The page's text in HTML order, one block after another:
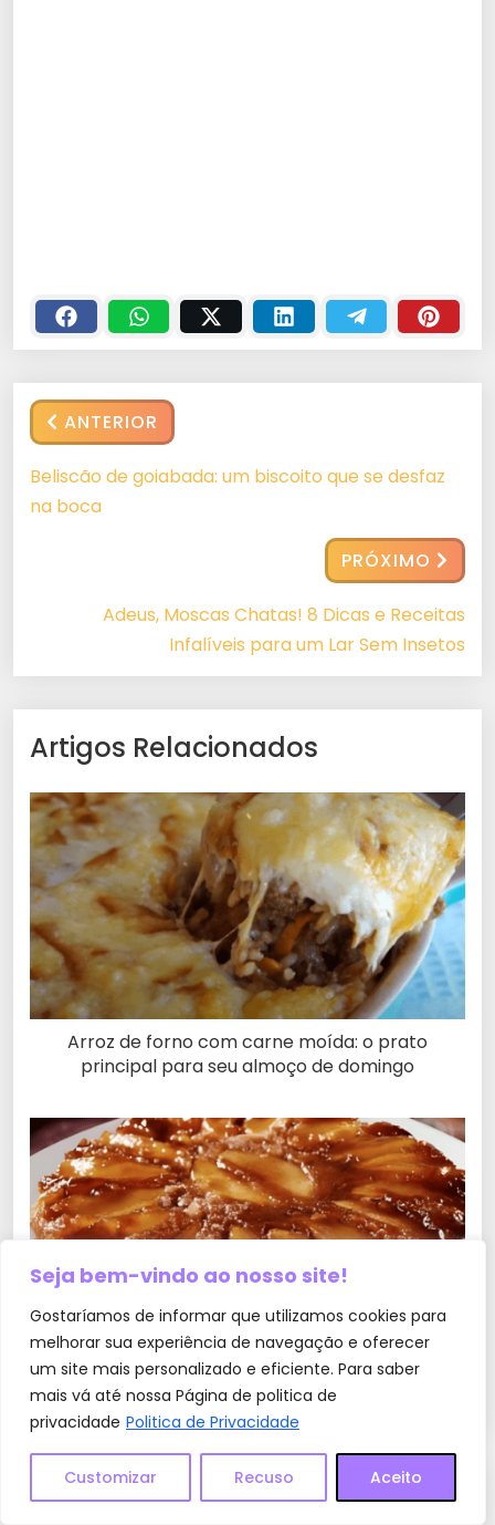
Seja bem-vindo ao nosso site!
Gostaríamos de informar que utilizamos cookies para
melhorar sua experiência de navegação e oferecer
um site mais personalizado e eficiente. Para saber
mais vá até nossa Página de politica de
privacidade Politica de Privacidade
Customizar Recuso Aceito
ANTERIOR
Beliscão de goiabada: um biscoito que se desfaz
na boca
PRÓXIMO
Adeus, Moscas Chatas! 8 Dicas e Receitas
Infalíveis para um Lar Sem Insetos
Artigos Relacionados
Arroz de forno com carne moída: o prato
principal para seu almoço de domingo
Torta de maçã caramelizada você vai querer
repetir sempre
0 Comentários